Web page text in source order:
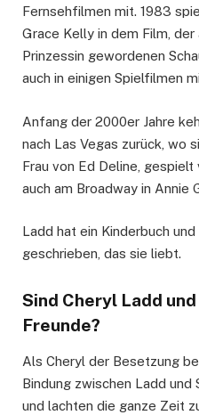
Fernsehfilmen mit. 1983
Grace Kelly in dem Film,
Prinzessin gewordenen
auch in einigen Spielfilmen
Anfang der 2000er Jahre
nach Las Vegas zurück, wo
Frau von Ed Deline, gespielt
auch am Broadway in Annie
Ladd hat ein Kinderbuch
geschrieben, das sie liebt.
Sind Cheryl Ladd
Freunde?
Als Cheryl der Besetzung
Bindung zwischen Ladd
und lachten die ganze Zeit